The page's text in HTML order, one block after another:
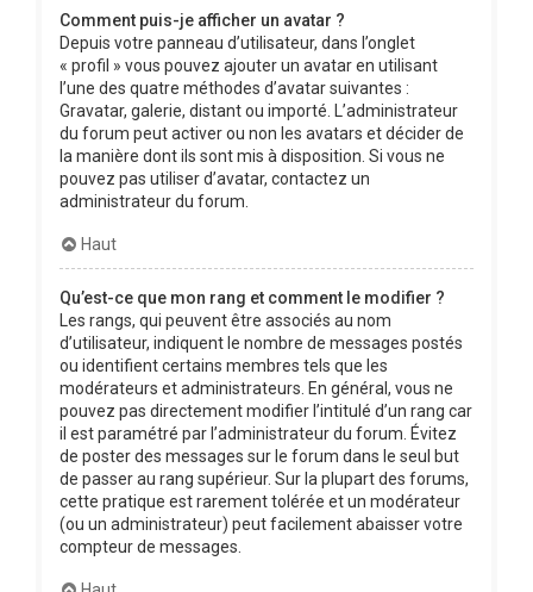
Comment puis-je afficher un avatar ?
Depuis votre panneau d’utilisateur, dans l’onglet
« profil » vous pouvez ajouter un avatar en utilisant
l’une des quatre méthodes d’avatar suivantes :
Gravatar, galerie, distant ou importé. L’administrateur
du forum peut activer ou non les avatars et décider de
la manière dont ils sont mis à disposition. Si vous ne
pouvez pas utiliser d’avatar, contactez un
administrateur du forum.
Haut
Qu’est-ce que mon rang et comment le modifier ?
Les rangs, qui peuvent être associés au nom
d’utilisateur, indiquent le nombre de messages postés
ou identifient certains membres tels que les
modérateurs et administrateurs. En général, vous ne
pouvez pas directement modifier l’intitulé d’un rang car
il est paramétré par l’administrateur du forum. Évitez
de poster des messages sur le forum dans le seul but
de passer au rang supérieur. Sur la plupart des forums,
cette pratique est rarement tolérée et un modérateur
(ou un administrateur) peut facilement abaisser votre
compteur de messages.